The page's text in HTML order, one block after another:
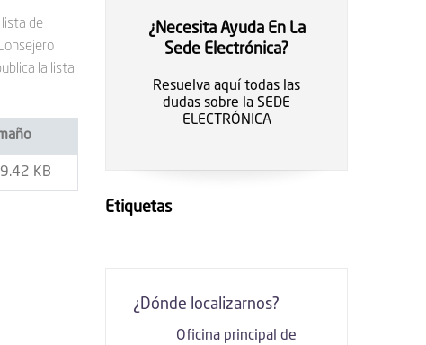
de
la lista
KB
¿Necesita Ayuda En La
Sede Electrónica?
Resuelva aquí todas las
dudas sobre la SEDE
ELECTRÓNICA
Etiquetas
¿Dónde localizarnos?
Oficina principal de